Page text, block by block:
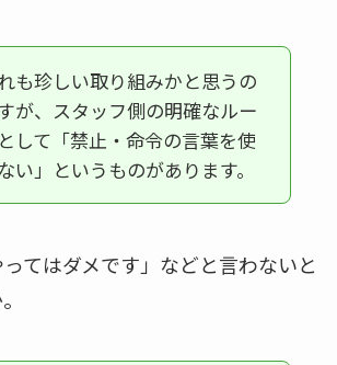
も珍しい取り組みかと思うの
が、スタッフ側の明確なルー
して「禁止・命令の言葉を使
い」というものがあります。
てはダメです」などと言わないと